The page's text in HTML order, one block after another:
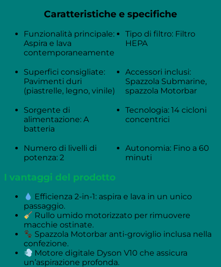
Caratteristiche e specifiche
Funzionalità principale:
Aspira e lava
contemporaneamente
Tipo di filtro: Filtro
HEPA
Superfici consigliate:
Pavimenti duri
(piastrelle, legno, vinile)
Accessori inclusi:
Spazzola Submarine,
spazzola Motorbar
Sorgente di
alimentazione: A
batteria
Tecnologia: 14 cicloni
concentrici
Numero di livelli di
potenza: 2
Autonomia: Fino a 60
minuti
I vantaggi del prodotto
Efficienza 2-in-1: aspira e lava in un unico
passaggio.
Rullo umido motorizzato per rimuovere
macchie ostinate.
Spazzola Motorbar anti-groviglio inclusa nella
confezione.
Motore digitale Dyson V10 che assicura
un’aspirazione profonda.